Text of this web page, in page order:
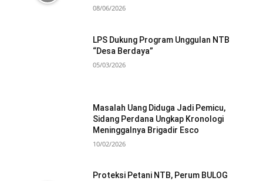
08/06/2026
LPS Dukung Program Unggulan NTB
“Desa Berdaya”
05/03/2026
Masalah Uang Diduga Jadi Pemicu,
Sidang Perdana Ungkap Kronologi
Meninggalnya Brigadir Esco
10/02/2026
Proteksi Petani NTB, Perum BULOG